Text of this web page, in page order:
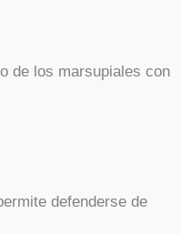
de los marsupiales con
defenderse de